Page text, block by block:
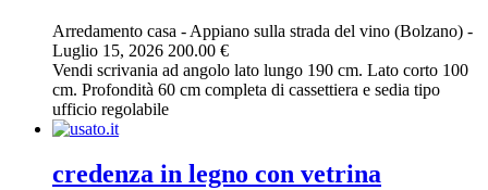
Arredamento casa - Appiano sulla strada del vino (Bolzano) -
Luglio 15, 2026 200.00 €
Vendi scrivania ad angolo lato lungo 190 cm. Lato corto 100
cm. Profondità 60 cm completa di cassettiera e sedia tipo
ufficio regolabile
credenza in legno con vetrina